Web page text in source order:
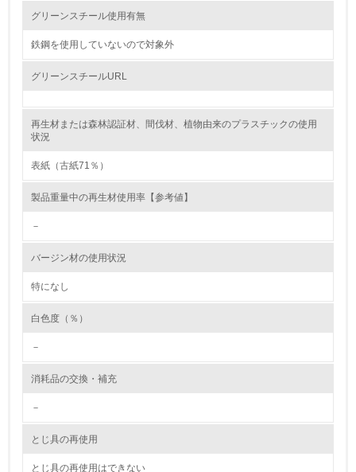
レベル2
環境取り組み体制と成果を定期的に検証して次の活動に活
境対策を理解し、実践している
環境活動に関する規格やプログラムを導入している
2.環境への取り組み
グリーンスチール使用有無
鉄鋼を使用していないので対象外
グリーンスチールURL
再生材または森林認証材、間伐材、植物由来のプラスチックの使用
状況
表紙（古紙71％）
製品重量中の再生材使用率【参考値】
－
バージン材の使用状況
特になし
白色度（％）
－
消耗品の交換・補充
－
とじ具の再使用
とじ具の再使用はできない